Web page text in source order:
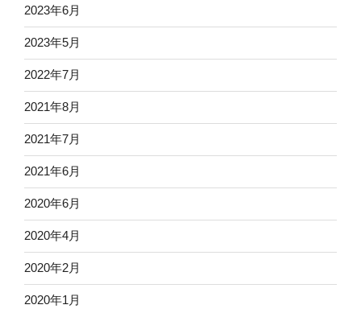
2023年6月
2023年5月
2022年7月
2021年8月
2021年7月
2021年6月
2020年6月
2020年4月
2020年2月
2020年1月